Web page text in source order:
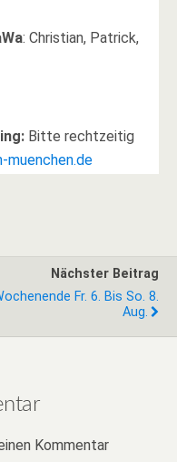
: Christian, Patrick,
Bitte rechtzeitig
muenchen.de
danach Stammtisch
Nächster Beitrag
Fr. 6. Bis So. 8.
Aug.
Kommentar